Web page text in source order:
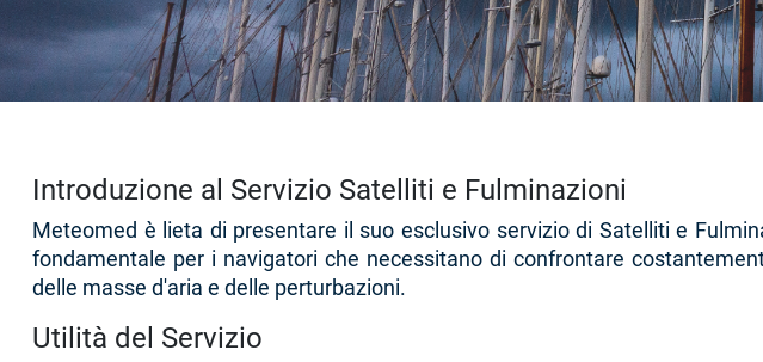
Introduzione al Servizio Satelliti e Fulminazioni
Meteomed è lieta di presentare il suo esclusivo servizio di Satelliti e
fondamentale per i navigatori che necessitano di confrontare
delle masse d'aria e delle perturbazioni.
Utilità del Servizio